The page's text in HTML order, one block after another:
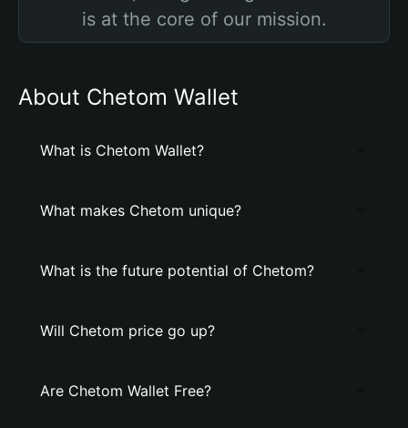
is at the core of our mission.
About Chetom Wallet
What is Chetom Wallet?
What makes Chetom unique?
What is the future potential of Chetom?
Will Chetom price go up?
Are Chetom Wallet Free?